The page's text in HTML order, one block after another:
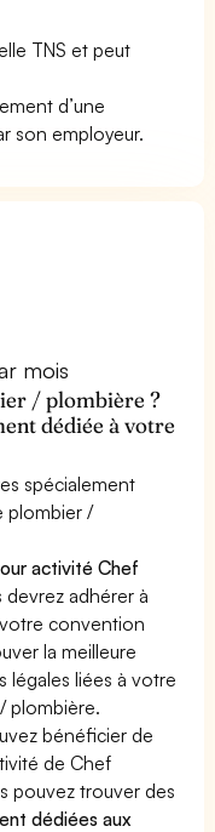
TNS et peut
d’une
son employeur.
mois
/ plombière ?
dédiée à votre
spécialement
plombier /
activité Chef
devrez adhérer à
convention
la meilleure
légales liées à votre
plombière.
bénéficier de
de Chef
pouvez trouver des
dédiées aux